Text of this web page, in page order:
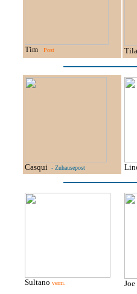
Tim Post
Casqui - Zuhausepost
Sultano verm.